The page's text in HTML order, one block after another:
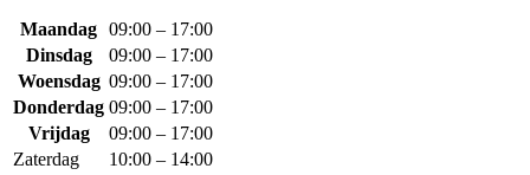
Maandag 09:00 – 17:00
Dinsdag
09:00 – 17:00
Woensdag 09:00 – 17:00
Donderdag 09:00 – 17:00
Vrijdag
09:00 – 17:00
Zaterdag
10:00 – 14:00